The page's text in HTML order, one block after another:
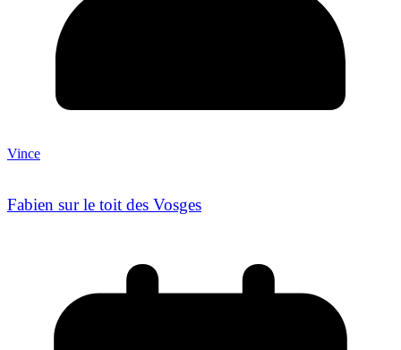
Vince
Fabien sur le toit des Vosges